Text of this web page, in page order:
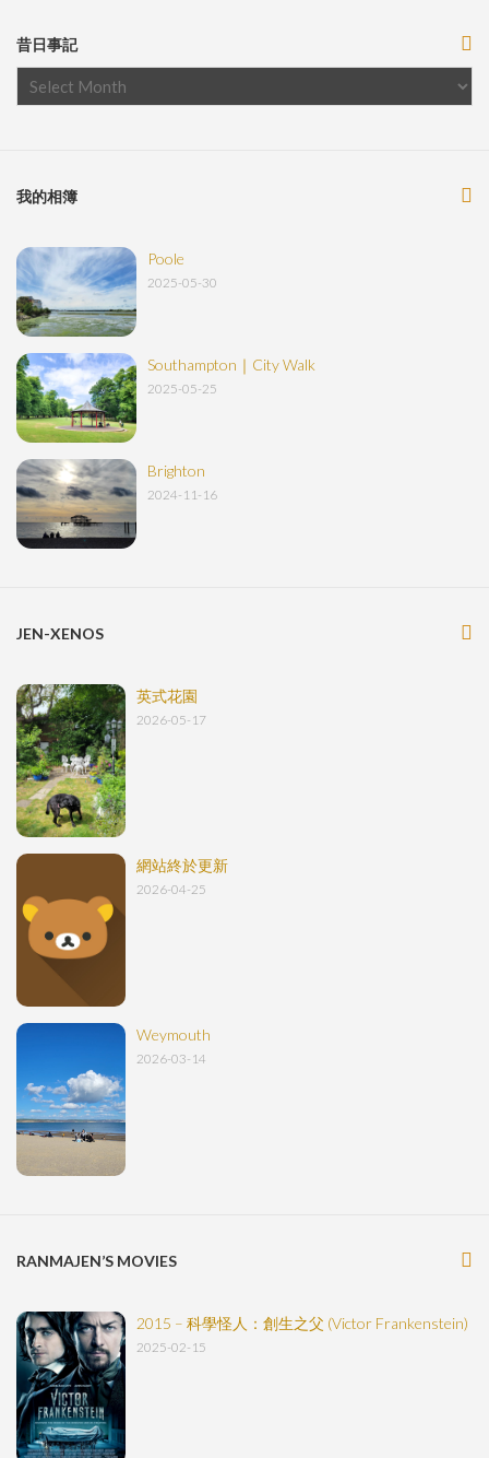
昔日事記
我的相簿
Poole
2025-05-30
Southampton｜City Walk
2025-05-25
Brighton
2024-11-16
JEN-XENOS
英式花園
2026-05-17
網站終於更新
2026-04-25
Weymouth
2026-03-14
RANMAJEN’S MOVIES
2015 – 科學怪人：創生之父 (Victor Frankenstein)
2025-02-15